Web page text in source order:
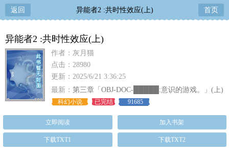
返回 异能者2 :共时性效应(上) 首页
异能者2 :共时性效应(上)
作者：灰月猫
点击：28980
更新：2025/6/21 3:36:25
最新： 第三章「OBJ-DOC-█████:意识的游戏。」(上)
科幻小说 已完结 91685
立即阅读 加入书架
下载TXT1 下载TXT2